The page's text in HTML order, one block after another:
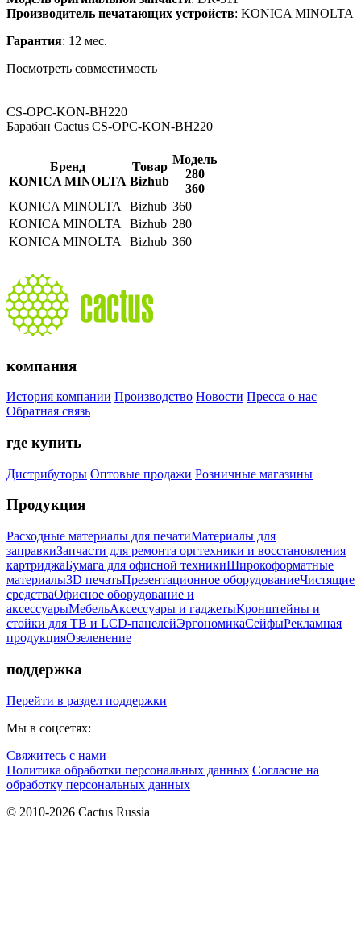
Производитель печатающих устройств: KONICA MINOLTA
Гарантия: 12 мес.
Посмотреть совместимость
CS-OPC-KON-BH220
Барабан Cactus CS-OPC-KON-BH220
Бренд
KONICA MINOLTA
Товар
Bizhub
Модель
280
360
KONICA MINOLTA
Bizhub 360
KONICA MINOLTA
Bizhub 280
KONICA MINOLTA
Bizhub 360
компания
История компании Производство Новости Пресса о нас
Обратная связь
где купить
Дистрибуторы Оптовые продажи Розничные магазины
Продукция
Расходные материалы для печатиМатериалы для
заправкиЗапчасти для ремонта оргтехники и восстановления
картриджаБумага для офисной техникиШирокоформатные
материалы3D печатьПрезентационное оборудованиеЧистящие
средстваОфисное оборудование и
аксессуарыМебельАксессуары и гаджетыКронштейны и
стойки для ТВ и LCD-панелейЭргономикаСейфыРекламная
продукцияОзеленение
поддержка
Перейти в раздел поддержки
Мы в соцсетях:
Свяжитесь с нами
Политика обработки персональных данных Согласие на
обработку персональных данных
© 2010-2026 Cactus Russia